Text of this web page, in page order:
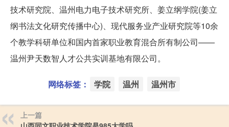
技术研究院、温州电力电子技术研究所、姜立纲学院(姜立
纲书法文化研究传播中心)、现代服务业产业研究院等10余
个教学科研单位和国内首家职业教育混合所有制公司——
温州尹天数智人才公共实训基地有限公司。
网络标签： 学院 温州 温州市
上一篇